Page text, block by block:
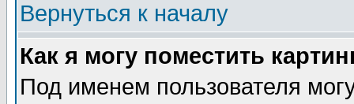
Вернуться к началу
Как я могу поместить
Под именем пользователя